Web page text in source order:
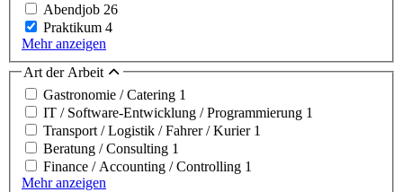
Abendjob 26
Praktikum 4
Mehr anzeigen
Art der Arbeit
Gastronomie / Catering 1
IT / Software-Entwicklung / Programmierung 1
Transport / Logistik / Fahrer / Kurier 1
Beratung / Consulting 1
Finance / Accounting / Controlling 1
Mehr anzeigen